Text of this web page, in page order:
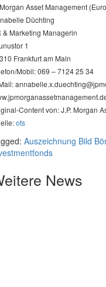
Asset Management
Düchting
& Marketing Managerin
1
Frankfurt am Main
Mobil: 069 – 7124 25 34
Content von: J.P. Morgan
ots
Auszeichnung Bild
News